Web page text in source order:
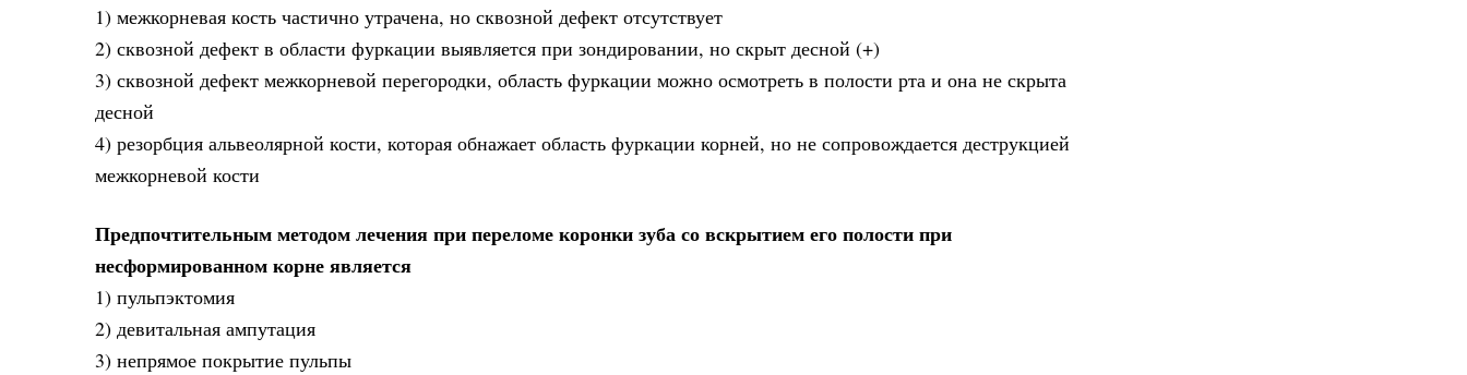
1) межкорневая кость частично утрачена, но сквозной дефект отсутствует
2) сквозной дефект в области фуркации выявляется при зондировании, но скрыт десной (+)
3) сквозной дефект межкорневой перегородки, область фуркации можно осмотреть в полости рта и она не скрыта
десной
4) резорбция альвеолярной кости, которая обнажает область фуркации корней, но не сопровождается деструкцией
межкорневой кости
Предпочтительным методом лечения при переломе коронки зуба со вскрытием его полости при
несформированном корне является
1) пульпэктомия
2) девитальная ампутация
3) непрямое покрытие пульпы